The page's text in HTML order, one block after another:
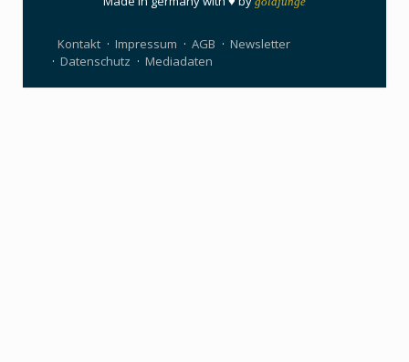
Kontakt Impressum AGB
Newsletter
Datenschutz
Mediadaten